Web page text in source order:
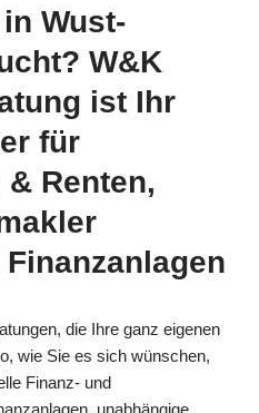
Wust-
W&K
ist Ihr
für
Renten,
die Ihre ganz eigenen
wie Sie es sich wünschen,
Finanz- und
unabhängige